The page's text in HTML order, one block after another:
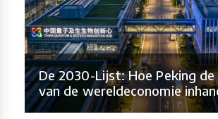
De 2030-Lijst: Hoe Peking
van de wereldeconomie